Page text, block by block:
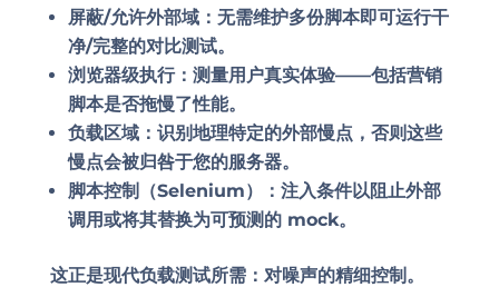
屏蔽/允许外部域： 无需维护多份脚本即可运行干
净/完整的对比测试。
浏览器级执行： 测量用户真实体验——包括营销
脚本是否拖慢了性能。
负载区域： 识别地理特定的外部慢点，否则这些
慢点会被归咎于您的服务器。
脚本控制（Selenium）： 注入条件以阻止外部
调用或将其替换为可预测的 mock。
这正是现代负载测试所需：对噪声的精细控制。